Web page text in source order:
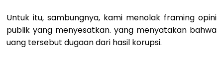
Untuk itu, sambungnya, kami menolak framing opini
publik yang menyesatkan. yang menyatakan bahwa
uang tersebut dugaan dari hasil korupsi.